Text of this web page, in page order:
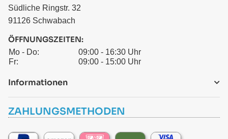
Südliche Ringstr. 32
91126 Schwabach
ÖFFNUNGSZEITEN:
Mo - Do:
09:00 - 16:30 Uhr
Fr:
09:00 - 15:00 Uhr
Informationen
ZAHLUNGSMETHODEN